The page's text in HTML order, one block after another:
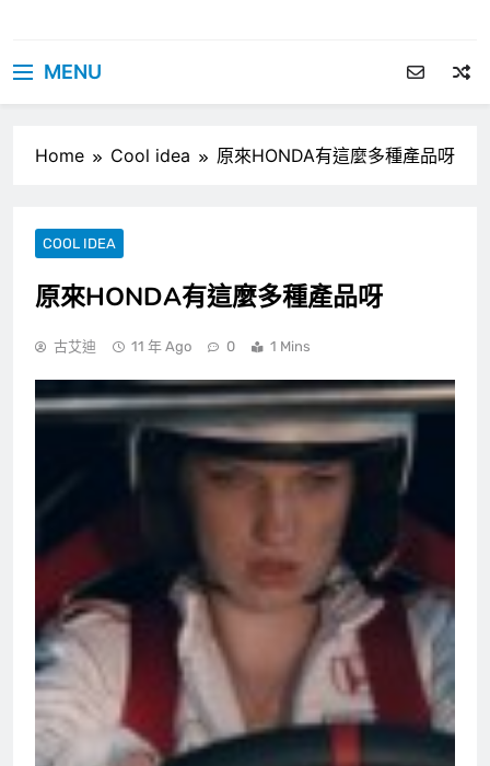
MENU
Home Cool idea 原來HONDA有這麼多種產品呀
COOL IDEA
原來HONDA有這麼多種產品呀
古艾迪 11 年 Ago 0 1 Mins